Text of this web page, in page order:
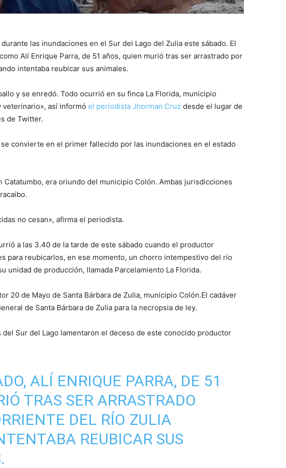
las inundaciones en el Sur del Lago del Zulia este sábado. El
Alí Enrique Parra, de 51 años, quien murió tras ser arrastrado por
intentaba reubicar sus animales.
y se enredó. Todo ocurrió en su finca La Florida, municipio
veterinario», así informó el periodista Jhorman Cruz desde el lugar de
de Twitter.
convierte en el primer fallecido por las inundaciones en el estado
Catatumbo, era oriundo del municipio Colón. Ambas jurisdicciones
no cesan», afirma el periodista.
a las 3.40 de la tarde de este sábado cuando el productor
para reubicarlos, en ese momento, un chorro intempestivo del río
unidad de producción, llamada Parcelamiento La Florida.
20 de Mayo de Santa Bárbara de Zulia, municipio Colón.El cadáver
de Santa Bárbara de Zulia para la necropsia de ley.
Sur del Lago lamentaron el deceso de este conocido productor
ALÍ ENRIQUE PARRA, DE 51
TRAS SER ARRASTRADO
DEL RÍO ZULIA
REUBICAR SUS